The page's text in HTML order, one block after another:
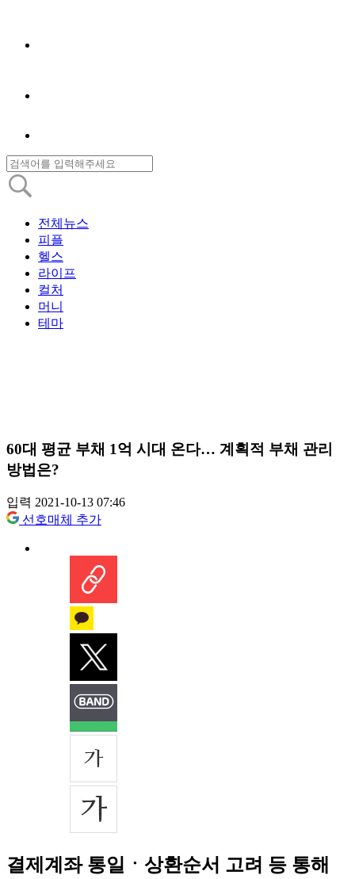
전체뉴스
피플
헬스
라이프
컬처
머니
테마
60대 평균 부채 1억 시대 온다… 계획적 부채 관리
방법은?
입력 2021-10-13 07:46
선호매체 추가
결제계좌 통일ㆍ상환순서 고려 등 통해